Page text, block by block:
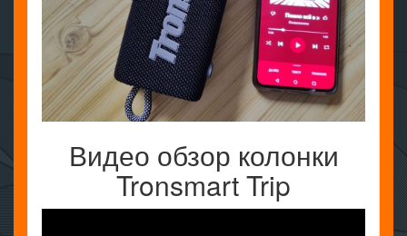
Видео обзор колонки
Tronsmart Trip